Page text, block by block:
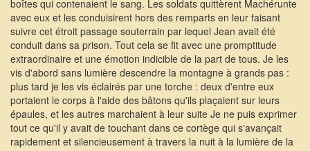
boîtes qui contenaient le sang. Les soldats quittèrent Machérunte
avec eux et les conduisirent hors des remparts en leur faisant
suivre cet étroit passage souterrain par lequel Jean avait été
conduit dans sa prison. Tout cela se fit avec une promptitude
extraordinaire et une émotion indicible de la part de tous. Je les
vis d'abord sans lumière descendre la montagne à grands pas :
plus tard je les vis éclairés par une torche : deux d'entre eux
portaient le corps à l'aide des bâtons qu'ils plaçaient sur leurs
épaules, et les autres marchaient à leur suite Je ne puis exprimer
tout ce qu'il y avait de touchant dans ce cortège qui s'avançait
rapidement et silencieusement à travers la nuit à la lumière de la